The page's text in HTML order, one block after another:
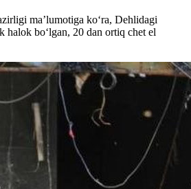
ma’lumotiga ko‘ra, Dehlidagi
halok bo‘lgan, 20 dan ortiq chet el